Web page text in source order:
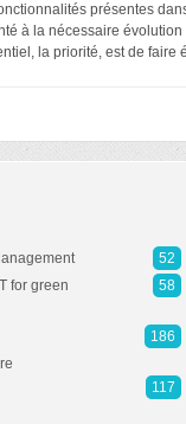
présentes
à la nécessaire
la priorité, est de
52
for green
58
186
117